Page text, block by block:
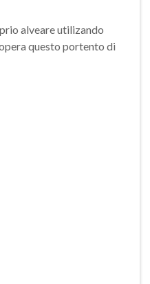
alveare utilizando
questo portento di